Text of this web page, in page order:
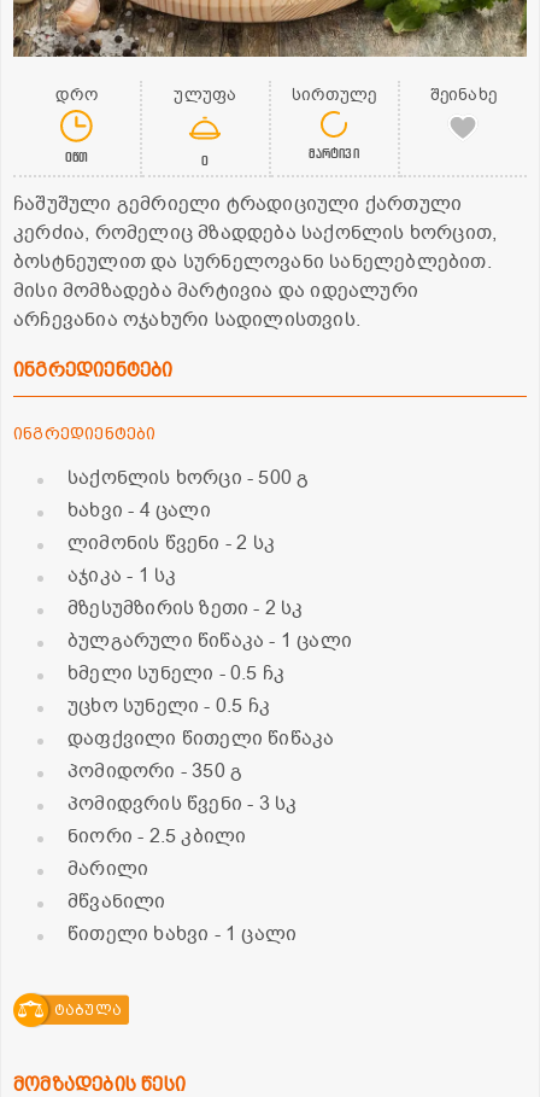
დრო
0წთ
ულუფა
0
სირთულე
მარტივი
შეინახე
ჩაშუშული გემრიელი ტრადიციული ქართული
კერძია, რომელიც მზადდება საქონლის ხორცით,
ბოსტნეულით და სურნელოვანი სანელებლებით.
მისი მომზადება მარტივია და იდეალური
არჩევანია ოჯახური სადილისთვის.
ინგრედიენტები
ინგრედიენტები
საქონლის ხორცი - 500 გ
ხახვი- 4 ცალი
ლიმონის წვენი - 2 სკ
აჯიკა- 1 სკ
მზესუმზირის ზეთი- 2 სკ
ბულგარული წიწაკა- 1 ცალი
ხმელი სუნელი - 0.5 ჩკ
უცხო სუნელი- 0.5 ჩკ
დაფქვილი წითელი წიწაკა
პომიდორი - 350 გ
პომიდვრის წვენი- 3 სკ
ნიორი- 2.5 კბილი
მარილი
მწვანილი
წითელი ხახვი - 1 ცალი
ტაბულა
მომზადების წესი